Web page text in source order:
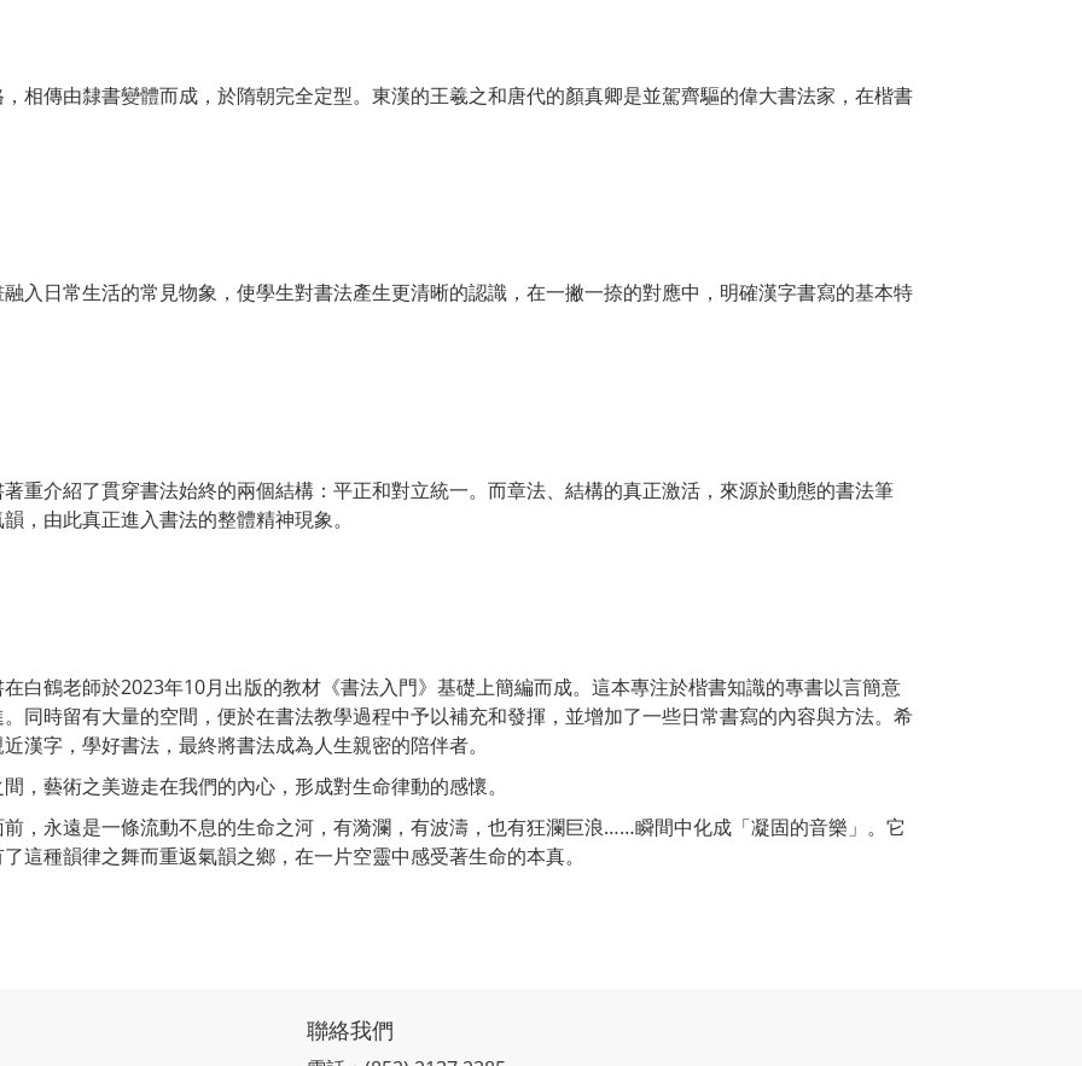
相傳由隸書變體而成，於隋朝完全定型。東漢的王羲之和唐代的顏真卿是並駕齊驅的偉大書法家，在楷書
入日常生活的常見物象，使學生對書法產生更清晰的認識，在一撇一捺的對應中，明確漢字書寫的基本特
重介紹了貫穿書法始終的兩個結構：平正和對立統一。而章法、結構的真正激活，來源於動態的書法筆
，由此真正進入書法的整體精神現象。
白鶴老師於2023年10月出版的教材《書法入門》基礎上簡編而成。這本專注於楷書知識的專書以言簡意
同時留有大量的空間，便於在書法教學過程中予以補充和發揮，並增加了一些日常書寫的內容與方法。希
漢字，學好書法，最終將書法成為人生親密的陪伴者。
，藝術之美遊走在我們的內心，形成對生命律動的感懷。
，永遠是一條流動不息的生命之河，有漪瀾，有波濤，也有狂瀾巨浪……瞬間中化成「凝固的音樂」。它
這種韻律之舞而重返氣韻之鄉，在一片空靈中感受著生命的本真。
聯絡我們